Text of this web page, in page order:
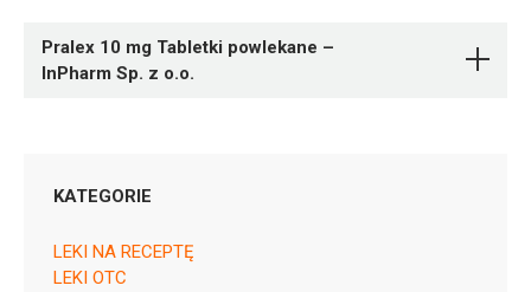
Pralex 10 mg Tabletki powlekane –
InPharm Sp. z o.o.
KATEGORIE
LEKI NA RECEPTĘ
LEKI OTC